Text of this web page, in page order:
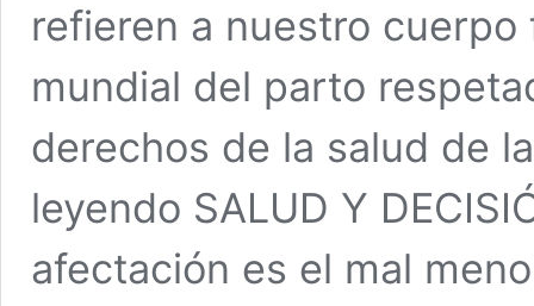
refieren a nuestro
mundial del parto
derechos de la salud de
leyendo SALUD Y
afectación es el mal